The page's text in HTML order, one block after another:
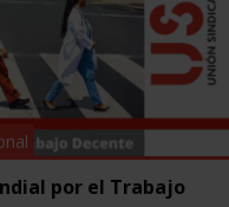
por el Trabajo